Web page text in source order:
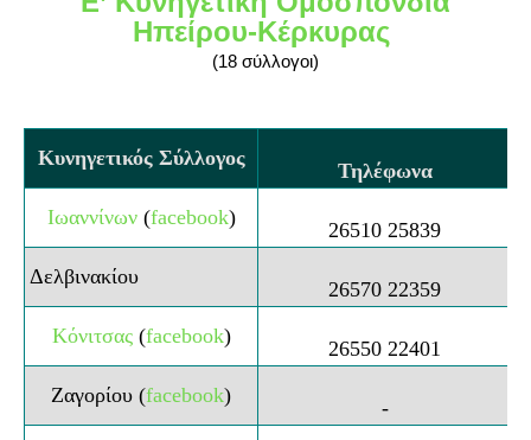
Ηπείρου-Κέρκυρας
(18 σύλλογοι)
Κυνηγετικός Σύλλογος
Τηλέφωνα
Ιωαννίνων(facebook)
26510 25839
Δελβινακίου
26570 22359
Κόνιτσας(facebook)
26550 22401
Ζαγορίου (facebook)
-